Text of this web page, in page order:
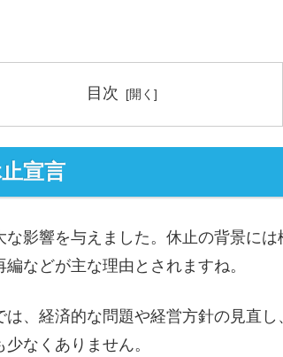
目次
宣言
影響を与えました。休止の背景に
などが主な理由とされますね。
、経済的な問題や経営方針の見直
なくありません。